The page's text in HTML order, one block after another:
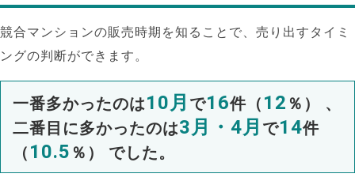
競合マンションの販売時期を知ることで、売り出すタイミ
ングの判断ができます。
一番多かったのは10月 で16件（ 12 ％） 、
二番目に多かったのは3月・4月 で14件
（ 10.5 ％） でした。